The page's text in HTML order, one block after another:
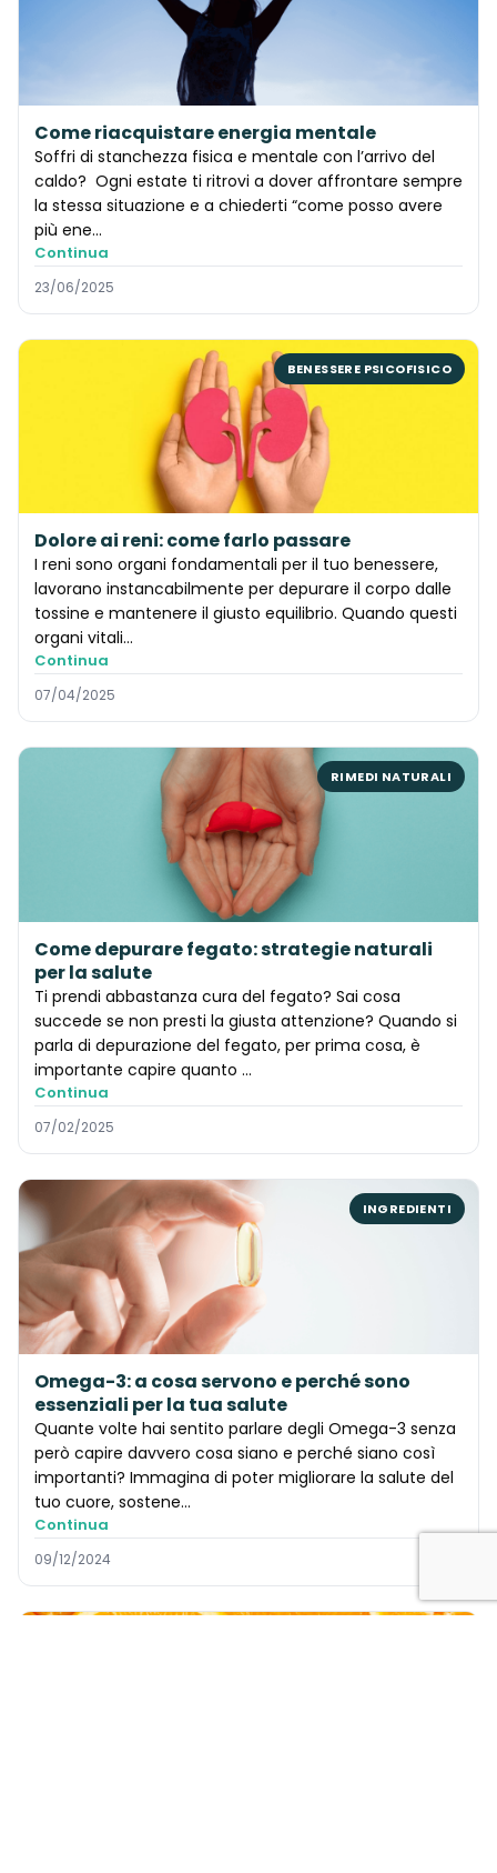
Come riacquistare energia mentale
Soffri di stanchezza fisica e mentale con l’arrivo del
caldo? Ogni estate ti ritrovi a dover affrontare sempre
la stessa situazione e a chiederti “come posso avere
più ene...
Continua
23/06/2025
BENESSERE PSICOFISICO
Dolore ai reni: come farlo passare
I reni sono organi fondamentali per il tuo benessere,
lavorano instancabilmente per depurare il corpo dalle
tossine e mantenere il giusto equilibrio. Quando questi
organi vitali...
Continua
07/04/2025
RIMEDI NATURALI
Come depurare fegato: strategie naturali
per la salute
Ti prendi abbastanza cura del fegato? Sai cosa
succede se non presti la giusta attenzione? Quando si
parla di depurazione del fegato, per prima cosa, è
importante capire quanto ...
Continua
07/02/2025
INGREDIENTI
Omega-3: a cosa servono e perché sono
essenziali per la tua salute
Quante volte hai sentito parlare degli Omega-3 senza
però capire davvero cosa siano e perché siano così
importanti? Immagina di poter migliorare la salute del
tuo cuore, sostene...
Continua
09/12/2024